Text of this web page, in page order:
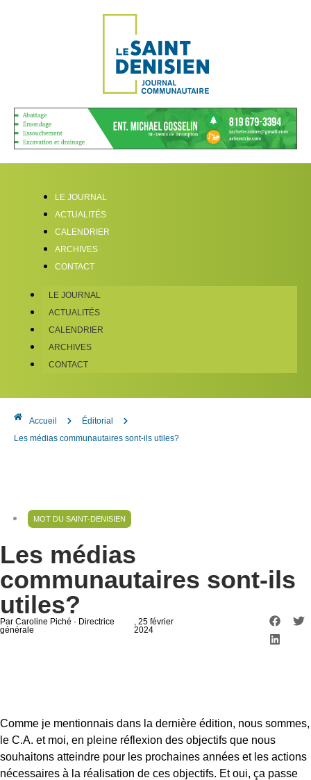
LE JOURNAL
ACTUALITÉS
CALENDRIER
ARCHIVES
CONTACT
LE JOURNAL
ACTUALITÉS
CALENDRIER
ARCHIVES
CONTACT
Accueil
Éditorial
Les médias communautaires sont-ils utiles?
MOT DU SAINT-DENISIEN
Les médias
communautaires sont-ils
utiles?
Par Caroline Piché · Directrice
générale
, 25 février
2024
Comme je mentionnais dans la dernière édition, nous sommes,
le C.A. et moi, en pleine réflexion des objectifs que nous
souhaitons atteindre pour les prochaines années et les actions
nécessaires à la réalisation de ces objectifs. Et oui, ça passe